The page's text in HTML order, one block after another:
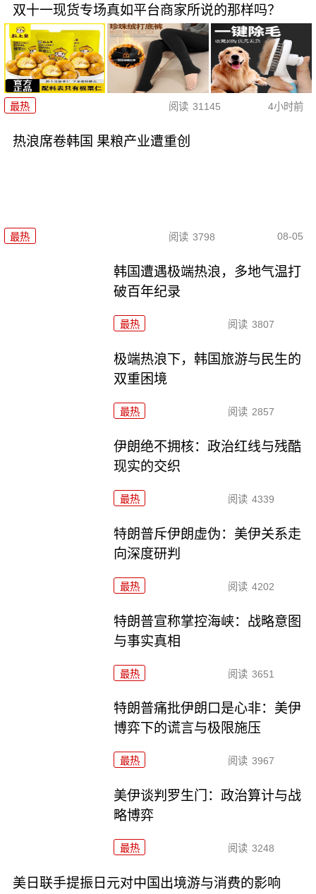
双十一现货专场真如平台商家所说的那样吗？
最热 阅读 31145 4小时前
热浪席卷韩国 果粮产业遭重创
最热 阅读 3798 08-05
韩国遭遇极端热浪，多地气温打
破百年纪录
最热 阅读 3807
极端热浪下，韩国旅游与民生的
双重困境
最热 阅读 2857
伊朗绝不拥核：政治红线与残酷
现实的交织
最热 阅读 4339
特朗普斥伊朗虚伪：美伊关系走
向深度研判
最热 阅读 4202
特朗普宣称掌控海峡：战略意图
与事实真相
最热 阅读 3651
特朗普痛批伊朗口是心非：美伊
博弈下的谎言与极限施压
最热 阅读 3967
美伊谈判罗生门：政治算计与战
略博弈
最热 阅读 3248
美日联手提振日元对中国出境游与消费的影响